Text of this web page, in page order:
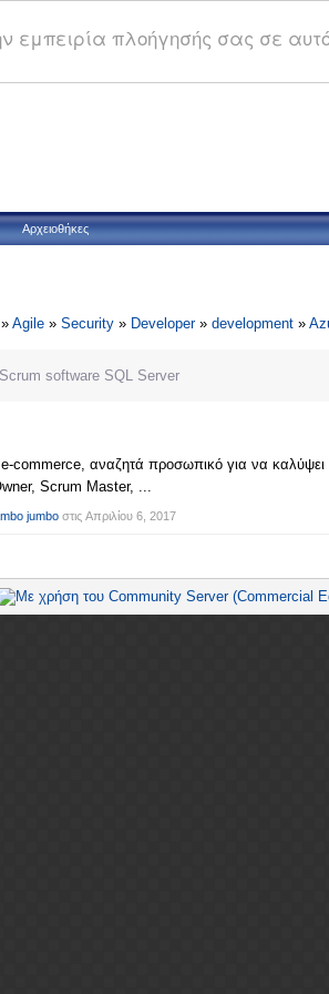
εμπειρία πλοήγησής σας σε
Αρχειοθήκες
» Agile » Security » Developer» development »
Scrum software SQL Server
e-commerce, αναζητά προσωπικό για να
Scrum Master, ...
jumbo στις Απριλίου 6, 2017